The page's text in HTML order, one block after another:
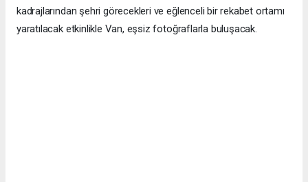
kadrajlarından şehri görecekleri ve eğlenceli bir rekabet ortamı
yaratılacak etkinlikle Van, eşsiz fotoğraflarla buluşacak.